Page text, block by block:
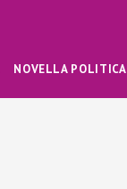
NOVELLA POLITICA